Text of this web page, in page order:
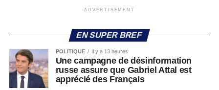
ADVERTISEMENT
EN SUPER BREF
POLITIQUE Il y a 13 heures
Une campagne de désinformation
russe assure que Gabriel Attal est
apprécié des Français